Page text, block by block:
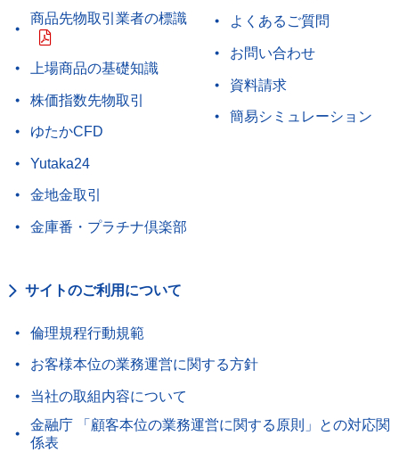
商品先物取引業者の標識
上場商品の基礎知識
株価指数先物取引
ゆたかCFD
Yutaka24
金地金取引
金庫番・プラチナ倶楽部
よくあるご質問
お問い合わせ
資料請求
簡易シミュレーション
サイトのご利用について
倫理規程行動規範
お客様本位の業務運営に関する方針
当社の取組内容について
金融庁 「顧客本位の業務運営に関する原則」との対応関
係表